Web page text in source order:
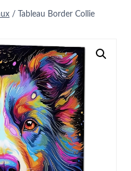
/
Tableau Border Collie